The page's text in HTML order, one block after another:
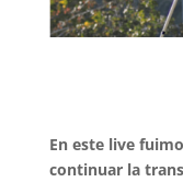
En este live
continuar la